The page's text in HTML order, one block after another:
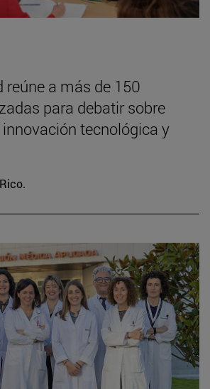
reúne a más de 150
para debatir sobre
tecnológica y